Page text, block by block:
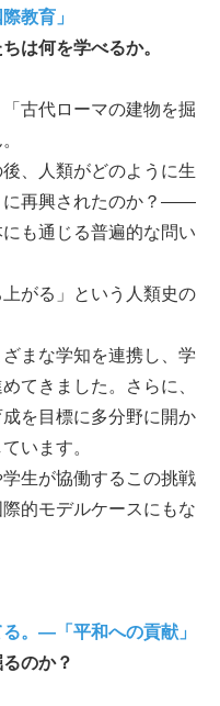
教育」
は何を学べるか。
古代ローマの建物を掘
、人類がどのように生
に再興されたのか？――
も通じる普遍的な問い
がる」という人類史の
まな学知を連携し、学
てきました。さらに、
を目標に多分野に開か
います。
生が協働するこの挑戦
的モデルケースにもな
。—「平和への貢献」
のか？